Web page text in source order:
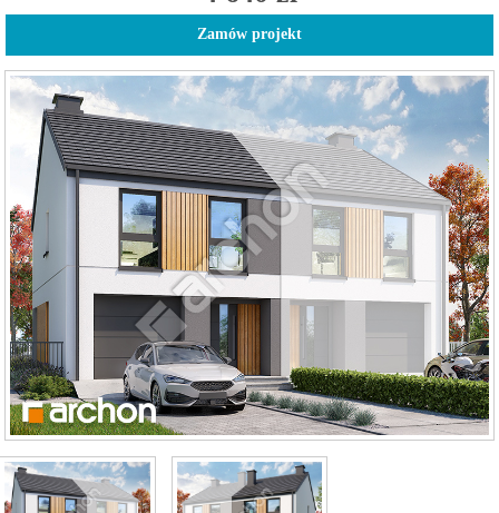
Zamów projekt